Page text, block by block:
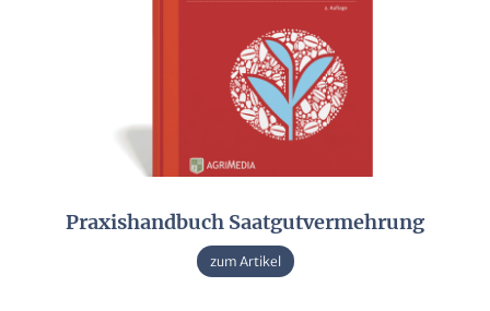
Praxishandbuch Saatgutvermehrung
zum Artikel